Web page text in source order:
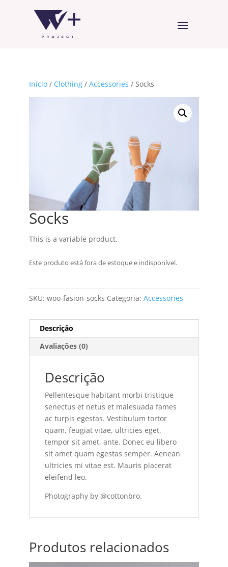
Início/ Clothing/ Accessories / Socks
Socks
This is a variable product.
Este produto está fora de estoque e indisponível.
SKU: woo-fasion-socks Categoria: Accessories
Descrição
Avaliações (0)
Descrição
Pellentesque habitant morbi tristique
senectus et netus et malesuada fames
ac turpis egestas. Vestibulum tortor
quam, feugiat vitae, ultricies eget,
tempor sit amet, ante. Donec eu libero
sit amet quam egestas semper. Aenean
ultricies mi vitae est. Mauris placerat
eleifend leo.
Photography by @cottonbro.
Produtos relacionados